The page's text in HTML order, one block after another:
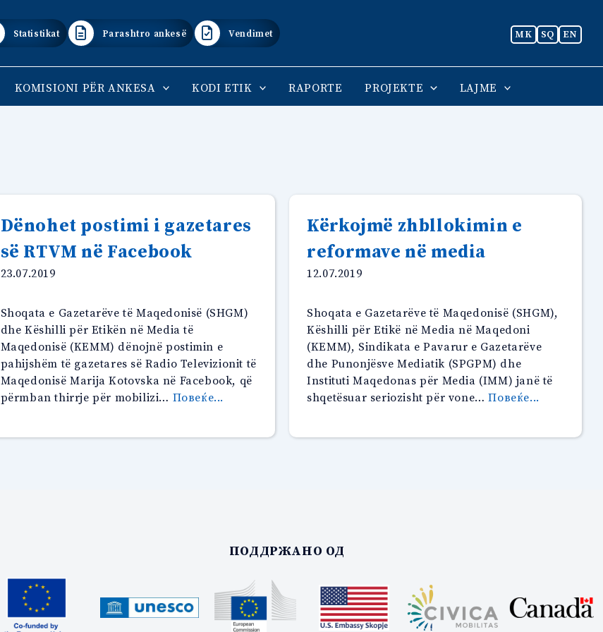
Statistikat Parashtro ankesë Vendimet MK SQ EN
KOMISIONI PËR ANKESA KODI ETIK RAPORTE PROJEKTE LAJME
Dënohet postimi i gazetares
së RTVM në Facebook
23.07.2019
Shoqata e Gazetarëve të Maqedonisë (SHGM)
dhe Këshilli për Etikën në Media të
Maqedonisë (KEMM) dënojnë postimin e
pahijshëm të gazetares së Radio Televizionit të
Maqedonisë Marija Kotovska në Facebook, që
përmban thirrje për mobilizi… Повеќе...
Kërkojmë zhbllokimin e
reformave në media
12.07.2019
Shoqata e Gazetarëve të Maqedonisë (SHGM),
Këshilli për Etikë në Media në Maqedoni
(KEMM), Sindikata e Pavarur e Gazetarëve
dhe Punonjësve Mediatik (SPGPM) dhe
Instituti Maqedonas për Media (IMM) janë të
shqetësuar seriozisht për vone…Повеќе...
ПОДДРЖАНО ОД